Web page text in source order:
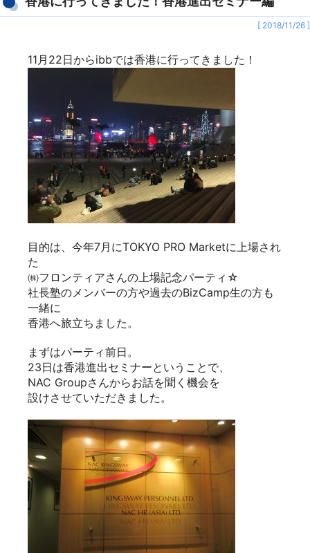
香港へ旅立ちました。
23日は香港進出セミナーということで、
NAC Groupさんからお話を聞く機会を
設けさせていただきました。
NAC Groupさんは、
香港で日系企業向けに会計、労務、人材サービスを
提供されています。
㈱フロンティアさんとの繋がりがあり、山田社長の
ご提案で
このセミナーが実現しました！！